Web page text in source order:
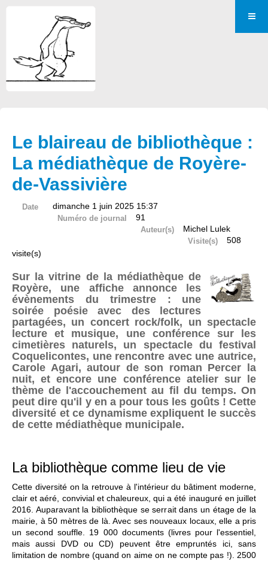
Le blaireau de bibliothèque :
La médiathèque de Royère-
de-Vassivière
Date dimanche 1 juin 2025 15:37
Numéro de journal 91
Auteur(s) Michel Lulek
Visite(s)
508
visite(s)
Sur la vitrine de la médiathèque de
Royère, une affiche annonce les
évènements du trimestre : une
soirée poésie avec des lectures
partagées, un concert rock/folk, un spectacle
lecture et musique, une conférence sur les
cimetières naturels, un spectacle du festival
Coquelicontes, une rencontre avec une autrice,
Carole Agari, autour de son roman Percer la
nuit, et encore une conférence atelier sur le
thème de l'accouchement au fil du temps. On
peut dire qu'il y en a pour tous les goûts ! Cette
diversité et ce dynamisme expliquent le succès
de cette médiathèque municipale.
La bibliothèque comme lieu de vie
Cette diversité on la retrouve à l'intérieur du bâtiment moderne,
clair et aéré, convivial et chaleureux, qui a été inauguré en juillet
2016. Auparavant la bibliothèque se serrait dans un étage de la
mairie, à 50 mètres de là. Avec ses nouveaux locaux, elle a pris
un second souffle. 19 000 documents (livres pour l'essentiel,
mais aussi DVD ou CD) peuvent être empruntés ici, sans
limitation de nombre (quand on aime on ne compte pas !). 2500